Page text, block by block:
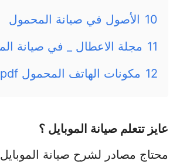
10 الأصول في صيانة المحمول
11 مجلة الاعطال _ في صيانة
12 مكونات الهاتف المحمول pdf
عايز تتعلم صيانة الموبايل ؟
محتاج مصادر لشرح صيانة